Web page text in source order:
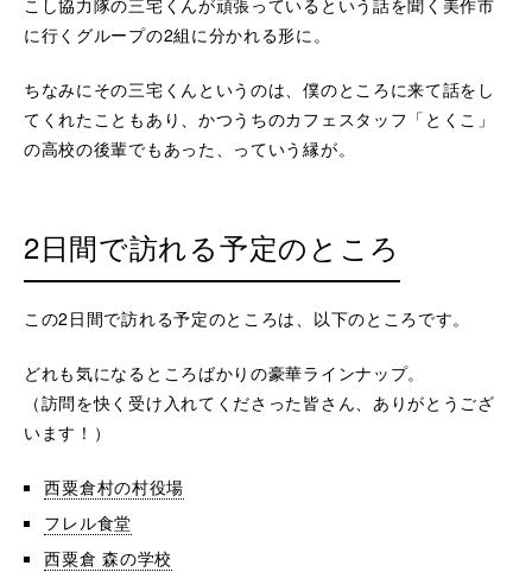
に行くグループの2組に分かれる形に。
ちなみにその三宅くんというのは、僕のところに来て話をし
てくれたこともあり、かつうちのカフェスタッフ「とくこ」
の高校の後輩でもあった、っていう縁が。
2日間で訪れる予定のところ
この2日間で訪れる予定のところは、以下のところです。
どれも気になるところばかりの豪華ラインナップ。
（訪問を快く受け入れてくださった皆さん、ありがとうござ
います！）
西粟倉村の村役場
フレル食堂
西粟倉 森の学校